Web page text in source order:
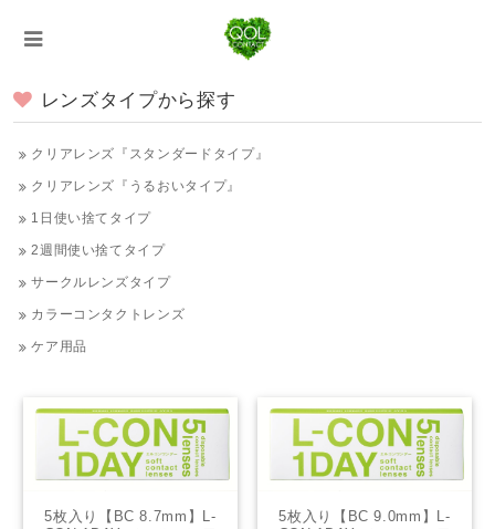
レンズタイプから探す
クリアレンズ『スタンダードタイプ』
クリアレンズ『うるおいタイプ』
1日使い捨てタイプ
2週間使い捨てタイプ
サークルレンズタイプ
カラーコンタクトレンズ
ケア用品
5枚入り【BC 8.7mm】L-
5枚入り【BC 9.0mm】L-